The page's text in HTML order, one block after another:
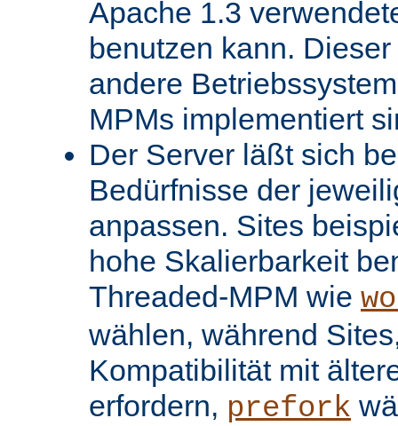
Apache 1.3
benutzen kann.
andere
MPMs implementiert
Der Server läßt sich
Bedürfnisse der
anpassen. Sites
hohe Skalierbarkeit
Threaded-MPM wie
wählen, während
Kompatibilität mit
erfordern, prefork